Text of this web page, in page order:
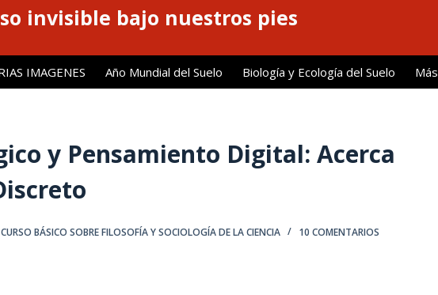
invisible bajo nuestros pies
IMAGENES Año Mundial del Suelo Biología y Ecología del Suelo Más
y Pensamiento Digital: Acerca
CURSO BÁSICO SOBRE FILOSOFÍA Y SOCIOLOGÍA DE LA CIENCIA 10 COMENTARIOS